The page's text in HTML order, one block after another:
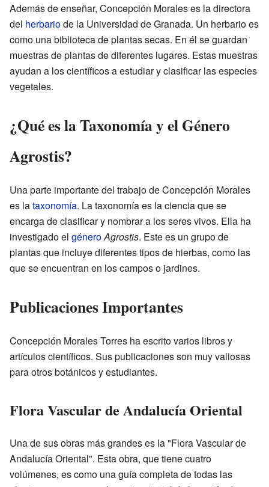
Además de enseñar, Concepción Morales es la directora
del herbariode la Universidad de Granada. Un herbario es
como una biblioteca de plantas secas. En él se guardan
muestras de plantas de diferentes lugares. Estas muestras
ayudan a los científicos a estudiar y clasificar las especies
vegetales.
¿Qué es la Taxonomía y el Género
Agrostis?
Una parte importante del trabajo de Concepción Morales
es lataxonomía. La taxonomía es la ciencia que se
encarga de clasificar y nombrar a los seres vivos. Ella ha
investigado el géneroAgrostis. Este es un grupo de
plantas que incluye diferentes tipos de hierbas, como las
que se encuentran en los campos o jardines.
Publicaciones Importantes
Concepción Morales Torres ha escrito varios libros y
artículos científicos. Sus publicaciones son muy valiosas
para otros botánicos y estudiantes.
Flora Vascular de Andalucía Oriental
Una de sus obras más grandes es la "Flora Vascular de
Andalucía Oriental". Esta obra, que tiene cuatro
volúmenes, es como una guía completa de todas las